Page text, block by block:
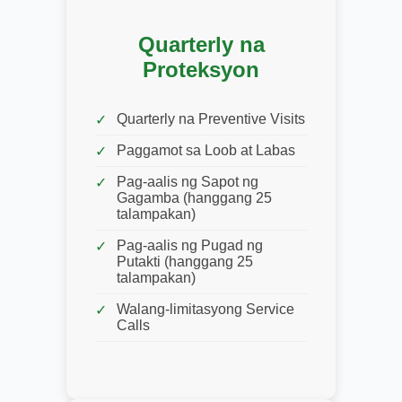
Quarterly na
Proteksyon
Quarterly na Preventive Visits
Paggamot sa Loob at Labas
Pag-aalis ng Sapot ng
Gagamba (hanggang 25
talampakan)
Pag-aalis ng Pugad ng
Putakti (hanggang 25
talampakan)
Walang-limitasyong Service
Calls